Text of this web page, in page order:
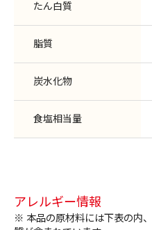
たん白質
脂質
炭水化物
食塩相当量
アレルギー情報
※ 本品の原材料には下表の内